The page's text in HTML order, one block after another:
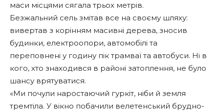
маси місцями сягала трьох метрів.
Безжальний сель змітав все на своєму шляху:
вивертав з корінням масивні дерева, зносив
будинки, електроопори, автомобілі та
переповнені у годину пік трамваї та автобуси. Ні в
кого, хто знаходився в районі затоплення, не було
шансу врятуватися.
«Ми почули наростаючий гуркіт, ніби й земля
тремтіла. У вікно побачили велетенський брудно-